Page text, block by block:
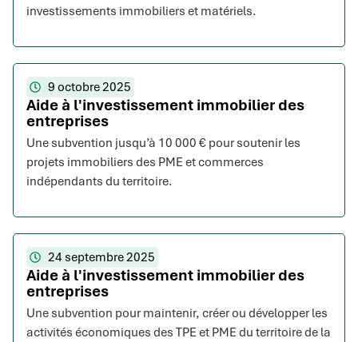
investissements immobiliers et matériels.
9 octobre 2025
Aide à l'investissement immobilier des
entreprises
Une subvention jusqu’à 10 000 € pour soutenir les
projets immobiliers des PME et commerces
indépendants du territoire.
24 septembre 2025
Aide à l'investissement immobilier des
entreprises
Une subvention pour maintenir, créer ou développer les
activités économiques des TPE et PME du territoire de la